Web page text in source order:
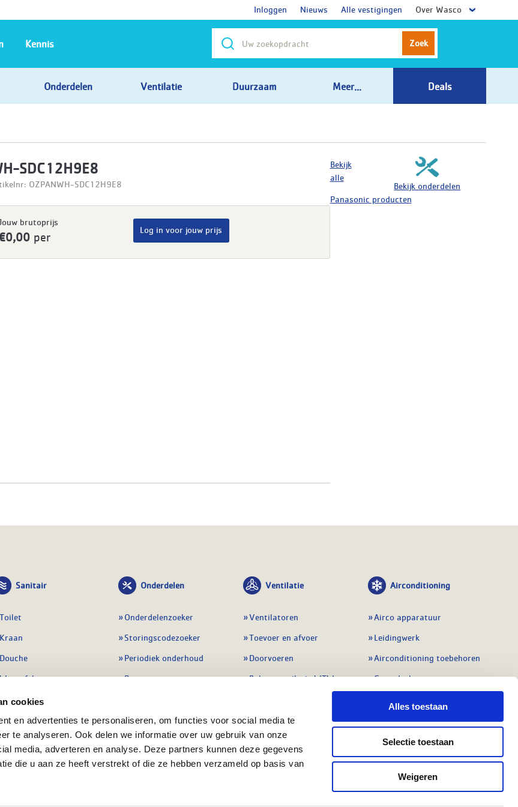
cookies
en advertenties te personaliseren, om functies voor social media te
te analyseren. Ook delen we informatie over uw gebruik van onze
media, adverteren en analyse. Deze partners kunnen deze gegevens
die u aan ze heeft verstrekt of die ze hebben verzameld op basis van
Alles toestaan
Selectie toestaan
Weigeren
Inloggen Nieuws Alle vestigingen Over Wasco
Zoek
Onderdelen Ventilatie Duurzaam Meer... Deals
Kennis
SDC12H9E8
OZPANWH-SDC12H9E8
Jouw brutoprijs
per
Log in voor jouw prijs
Bekijk onderdelen
Bekijk
alle
Panasonic producten
Sanitair
Toilet
Kraan
Douche
sanitair
Onderdelen
Onderdelenzoeker
Storingscodezoeker
Periodiek onderhoud
Pompen
Preventie & detectie
Alle onderdelen
Ventilatie
Ventilatoren
Toevoer en afvoer
Doorvoeren
Balansventilatie WTW
Regelingen
Alle ventilatie
Airconditioning
Airco apparatuur
Leidingwerk
Airconditioning toebehoren
Gereedschap en
meetapparatuur
Service en onderhoud